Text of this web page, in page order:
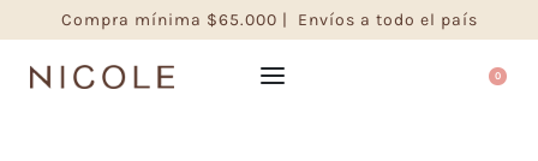
Compra mínima $65.000 | Envíos a todo el país
0